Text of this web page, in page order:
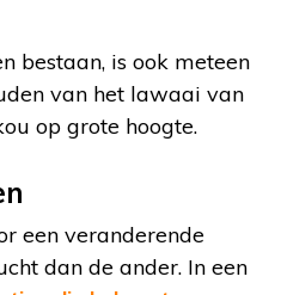
bestaan, is ook meteen
van het lawaai van
op grote hoogte.
een veranderende
dan de ander. In een